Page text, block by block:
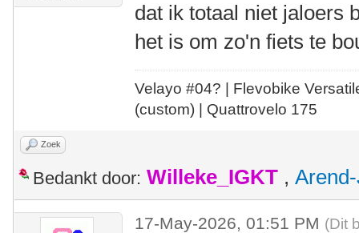
dat ik totaal niet jaloers
het is om zo'n fiets te
Velayo #04? | Flevobike
(custom) | Quattrovelo 175
Zoek
Bedankt door: Willeke_IGKT ,
17-May-2026, 01:51 PM (Dit